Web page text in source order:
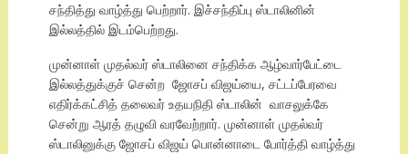
சந்தித்து வாழ்த்து பெற்றார். இச்சந்திப்பு ஸ்டாலினின்
இல்லத்தில் இடம்பெற்றது.
முன்னாள் முதல்வர் ஸ்டாலினை சந்திக்க ஆழ்வார்பேட்டை
இல்லத்துக்குச் சென்ற ஜோசப் விஜய்யை, சட்டப்பேரவை
எதிர்க்கட்சித் தலைவர் உதயநிதி ஸ்டாலின் வாசலுக்கே
சென்று ஆரத் தழுவி வரவேற்றார். முன்னாள் முதல்வர்
ஸ்டாலினுக்கு ஜோசப் விஜய் பொன்னாடை போர்த்தி வாழ்த்து